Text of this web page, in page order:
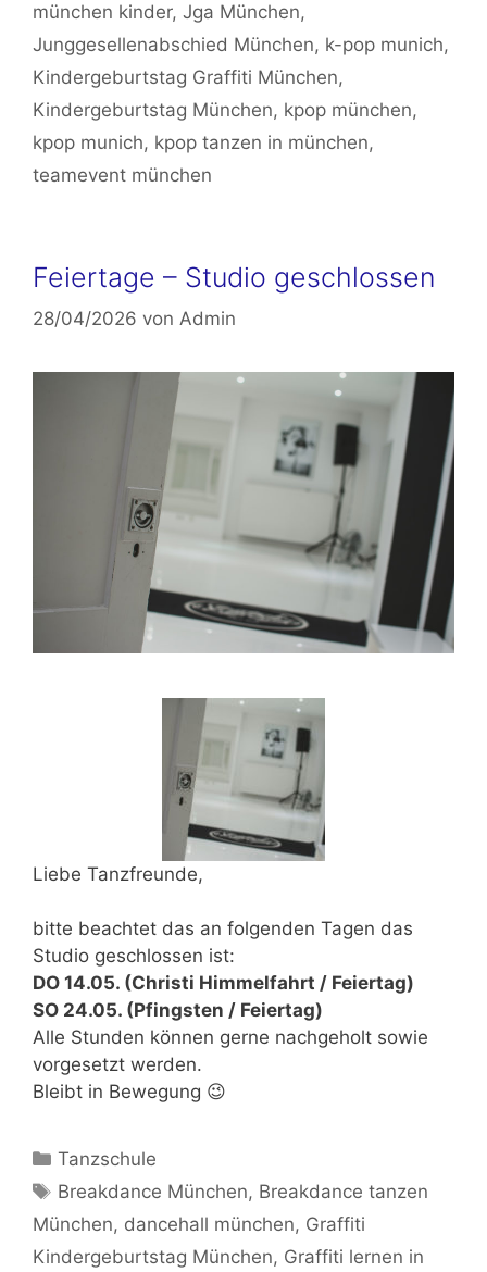
münchen kinder, Jga München,
Junggesellenabschied München, k-pop munich,
Kindergeburtstag Graffiti München,
Kindergeburtstag München, kpop münchen,
kpop munich, kpop tanzen in münchen,
teamevent münchen
Feiertage – Studio geschlossen
28/04/2026 von Admin
Liebe Tanzfreunde,
bitte beachtet das an folgenden Tagen das
Studio geschlossen ist:
DO 14.05. (Christi Himmelfahrt / Feiertag)
SO 24.05. (Pfingsten / Feiertag)
Alle Stunden können gerne nachgeholt sowie
vorgesetzt werden.
Bleibt in Bewegung 😉
Kategorien
Tanzschule
Schlagwörter
Breakdance München, Breakdance tanzen
München, dancehall münchen, Graffiti
Kindergeburtstag München, Graffiti lernen in